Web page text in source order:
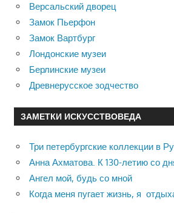
Версальский дворец
Замок Пьерфон
Замок Вартбург
Лондонские музеи
Берлинские музеи
Древнерусское зодчество
ЗАМЕТКИ ИСКУССТВОВЕДА
Три петербургские коллекции в
Анна Ахматова. К 130-летию со
Ангел мой, будь со мной
Когда меня пугает жизнь, я